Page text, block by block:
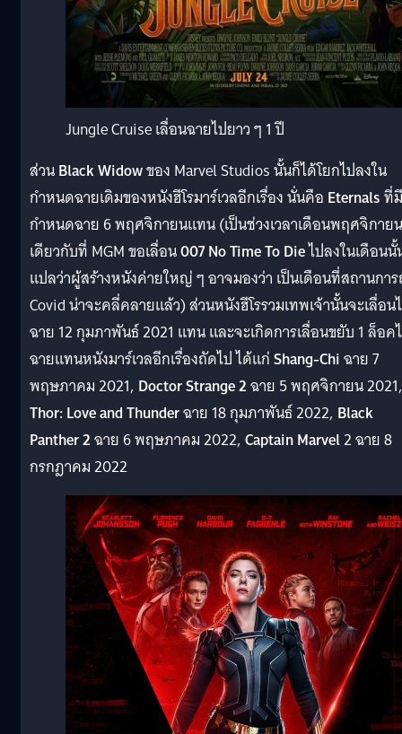
Jungle Cruise เลื่อนฉายไปยาว ๆ 1 ปี
ส่วนBlack Widowของ Marvel Studios นั้นก็ได้โยกไปลงใน
กำหนดฉายเดิมของหนังฮีโรมาร์เวลอีกเรื่อง นั่นคือ Eternalsที่มี
กำหนดฉาย 6 พฤศจิกายนแทน (เป็นช่วงเวลาเดือนพฤศจิกายน
เดียวกับที่ MGM ขอเลื่อน007 No Time To Dieไปลงในเดือนนั้
แปลว่าผู้สร้างหนังค่ายใหญ่ ๆ อาจมองว่า เป็นเดือนที่สถานกา
Covid น่าจะคลี่คลายแล้ว) ส่วนหนังฮีโรรวมเทพเจ้านั้นจะเลื่อน
ฉาย 12 กุมภาพันธ์ 2021 แทน และจะเกิดการเลื่อนขยับ 1 ล็อค
ฉายแทนหนังมาร์เวลอีกเรื่องถัดไป ได้แก่Shang-Chiฉาย 7
พฤษภาคม 2021, Doctor Strange 2ฉาย 5 พฤศจิกายน 2021,
Thor: Love and Thunderฉาย 18 กุมภาพันธ์ 2022, Black
Panther 2ฉาย 6 พฤษภาคม 2022, Captain Marvel2 ฉาย 8
กรกฎาคม 2022